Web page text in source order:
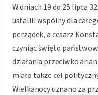
W dniach 19 do 25 lipca
ustalili wspólny dla
porządek, a cesarz
czyniąc święto
działania przeciwko
miało także cel
Wielkanocy uznano za